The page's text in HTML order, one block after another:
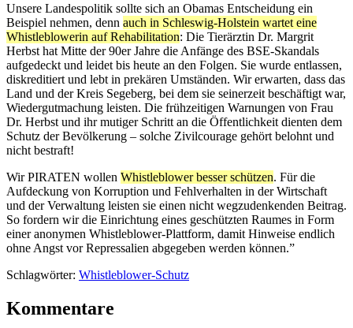
Unsere Landespolitik sollte sich an Obamas Entscheidung ein
Beispiel nehmen, denn auch in Schleswig-Holstein wartet eine
Whistleblowerin auf Rehabilitation: Die Tierärztin Dr. Margrit
Herbst hat Mitte der 90er Jahre die Anfänge des BSE-Skandals
aufgedeckt und leidet bis heute an den Folgen. Sie wurde entlassen,
diskreditiert und lebt in prekären Umständen. Wir erwarten, dass das
Land und der Kreis Segeberg, bei dem sie seinerzeit beschäftigt war,
Wiedergutmachung leisten. Die frühzeitigen Warnungen von Frau
Dr. Herbst und ihr mutiger Schritt an die Öffentlichkeit dienten dem
Schutz der Bevölkerung – solche Zivilcourage gehört belohnt und
nicht bestraft!
Wir PIRATEN wollen Whistleblower besser schützen. Für die
Aufdeckung von Korruption und Fehlverhalten in der Wirtschaft
und der Verwaltung leisten sie einen nicht wegzudenkenden Beitrag.
So fordern wir die Einrichtung eines geschützten Raumes in Form
einer anonymen Whistleblower-Plattform, damit Hinweise endlich
ohne Angst vor Repressalien abgegeben werden können.”
Schlagwörter: Whistleblower-Schutz
Kommentare